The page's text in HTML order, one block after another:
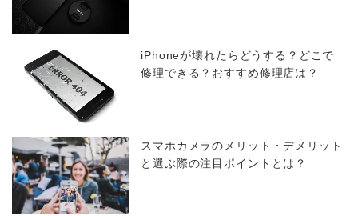
iPhoneが壊れたらどうする？どこで
修理できる？おすすめ修理店は？
スマホカメラのメリット・デメリット
と選ぶ際の注目ポイントとは？